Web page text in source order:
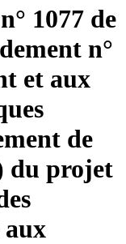
1077 de
n°
et aux
de
du projet
aux